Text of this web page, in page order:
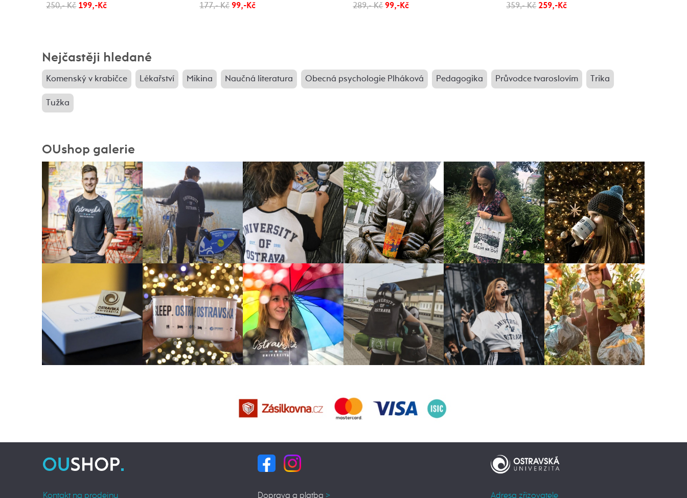
250,- Kč 199,-Kč
177,- Kč 99,-Kč
289,- Kč 99,-Kč
359,- Kč 259,-Kč
Nejčastěji hledané
Komenský v krabičce Lékařství Mikina Naučná literatura Obecná psychologie Plháková Pedagogika Průvodce tvaroslovím Trika
Tužka
OUshop galerie
Kontakt na prodejnu Doprava a platba > Adresa zřizovatele